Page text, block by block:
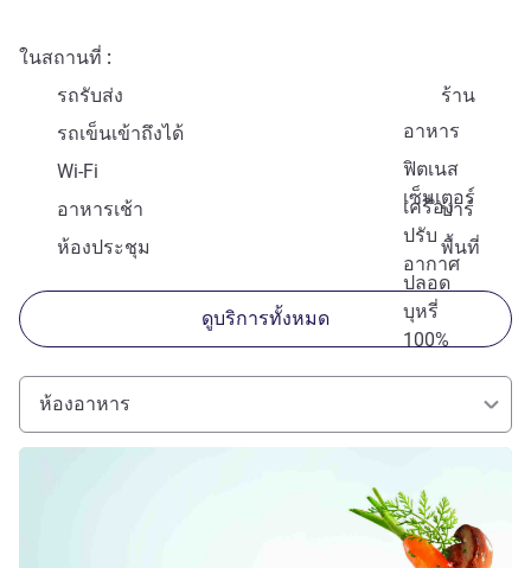
ในสถานที่
รถรับส่ง
ร้าน
อาหาร
รถเข็นเข้าถึงได้
ฟิตเนส
เซ็นเตอร์
Wi-Fi
เครื่อง
ปรับ
อากาศ
อาหารเช้า
บาร์
ห้องประชุม
พื้นที่
ปลอด
บุหรี่
100%
ดูบริการทั้งหมด
ห้องอาหาร
ดูรายละเอียด